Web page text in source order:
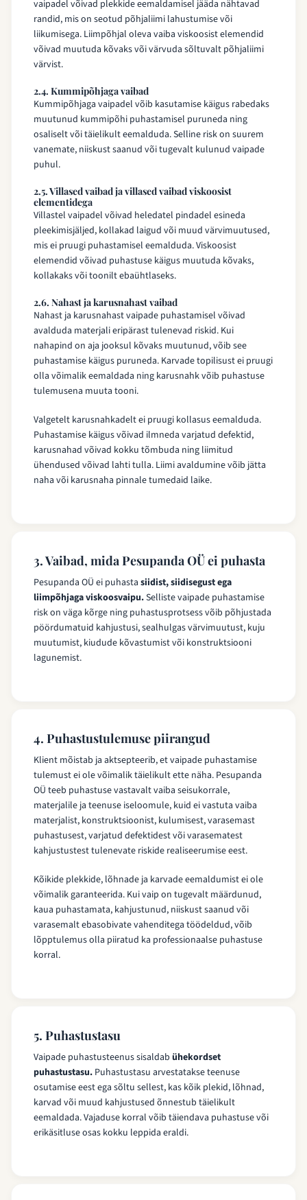
vaipadel võivad plekkide eemaldamisel jääda nähtavad
randid, mis on seotud põhjaliimi lahustumise või
liikumisega. Liimpõhjal oleva vaiba viskoosist elemendid
võivad muutuda kõvaks või värvuda sõltuvalt põhjaliimi
värvist.
2.4. Kummipõhjaga vaibad
Kummipõhjaga vaipadel võib kasutamise käigus rabedaks
muutunud kummipõhi puhastamisel puruneda ning
osaliselt või täielikult eemalduda. Selline risk on suurem
vanemate, niiskust saanud või tugevalt kulunud vaipade
puhul.
2.5. Villased vaibad ja villased vaibad viskoosist
elementidega
Villastel vaipadel võivad heledatel pindadel esineda
pleekimisjäljed, kollakad laigud või muud värvimuutused,
mis ei pruugi puhastamisel eemalduda. Viskoosist
elemendid võivad puhastuse käigus muutuda kõvaks,
kollakaks või toonilt ebaühtlaseks.
2.6. Nahast ja karusnahast vaibad
Nahast ja karusnahast vaipade puhastamisel võivad
avalduda materjali eripärast tulenevad riskid. Kui
nahapind on aja jooksul kõvaks muutunud, võib see
puhastamise käigus puruneda. Karvade topilisust ei pruugi
olla võimalik eemaldada ning karusnahk võib puhastuse
tulemusena muuta tooni.
Valgetelt karusnahkadelt ei pruugi kollasus eemalduda.
Puhastamise käigus võivad ilmneda varjatud defektid,
karusnahad võivad kokku tõmbuda ning liimitud
ühendused võivad lahti tulla. Liimi avaldumine võib jätta
naha või karusnaha pinnale tumedaid laike.
3. Vaibad, mida Pesupanda OÜ ei puhasta
Pesupanda OÜ ei puhasta siidist, siidisegust ega
liimpõhjaga viskoosvaipu.Selliste vaipade puhastamise
risk on väga kõrge ning puhastusprotsess võib põhjustada
pöördumatuid kahjustusi, sealhulgas värvimuutust, kuju
muutumist, kiudude kõvastumist või konstruktsiooni
lagunemist.
4. Puhastustulemuse piirangud
Klient mõistab ja aktsepteerib, et vaipade puhastamise
tulemust ei ole võimalik täielikult ette näha. Pesupanda
OÜ teeb puhastuse vastavalt vaiba seisukorrale,
materjalile ja teenuse iseloomule, kuid ei vastuta vaiba
materjalist, konstruktsioonist, kulumisest, varasemast
puhastusest, varjatud defektidest või varasematest
kahjustustest tulenevate riskide realiseerumise eest.
Kõikide plekkide, lõhnade ja karvade eemaldumist ei ole
võimalik garanteerida. Kui vaip on tugevalt määrdunud,
kaua puhastamata, kahjustunud, niiskust saanud või
varasemalt ebasobivate vahenditega töödeldud, võib
lõpptulemus olla piiratud ka professionaalse puhastuse
korral.
5. Puhastustasu
Vaipade puhastusteenus sisaldab ühekordset
puhastustasu. Puhastustasu arvestatakse teenuse
osutamise eest ega sõltu sellest, kas kõik plekid, lõhnad,
karvad või muud kahjustused õnnestub täielikult
eemaldada. Vajaduse korral võib täiendava puhastuse või
erikäsitluse osas kokku leppida eraldi.